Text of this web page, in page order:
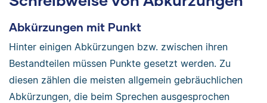
Abkürzungen mit Punkt
Hinter einigen Abkürzungen bzw. zwischen ihren
Bestandteilen müssen Punkte gesetzt werden. Zu
diesen zählen die meisten allgemein gebräuchlichen
Abkürzungen, die beim Sprechen ausgesprochen